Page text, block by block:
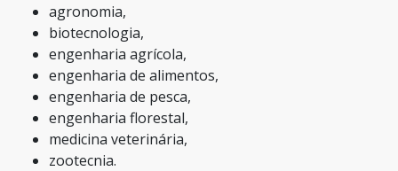
agronomia,
biotecnologia,
engenharia agrícola,
engenharia de alimentos,
engenharia de pesca,
engenharia florestal,
medicina veterinária,
zootecnia.